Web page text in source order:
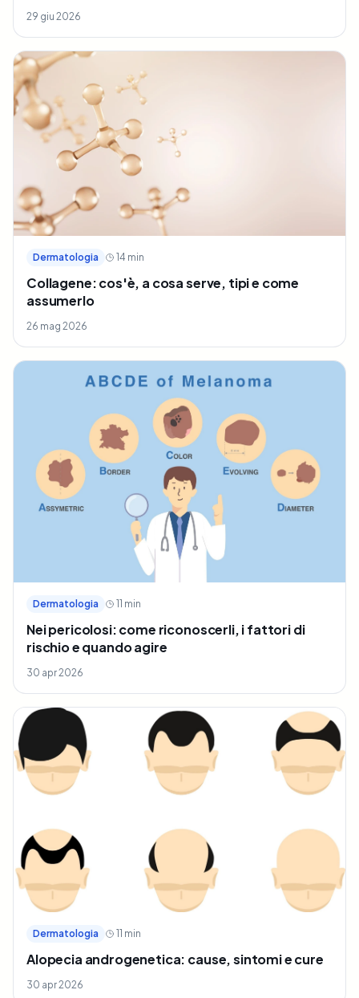
29 giu 2026
Dermatologia 14 min
Collagene: cos'è, a cosa serve, tipi e come
assumerlo
26 mag 2026
Dermatologia 11 min
Nei pericolosi: come riconoscerli, i fattori di
rischio e quando agire
30 apr 2026
Dermatologia 11 min
Alopecia androgenetica: cause, sintomi e cure
30 apr 2026